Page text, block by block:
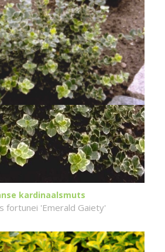
kardinaalsmuts
fortunei 'Emerald Gaiety'